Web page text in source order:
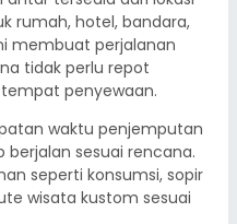
rumah, hotel, bandara,
membuat perjalanan
tidak perlu repot
penyewaan.
waktu penjemputan
sesuai rencana.
seperti konsumsi, sopir
wisata kustom sesuai